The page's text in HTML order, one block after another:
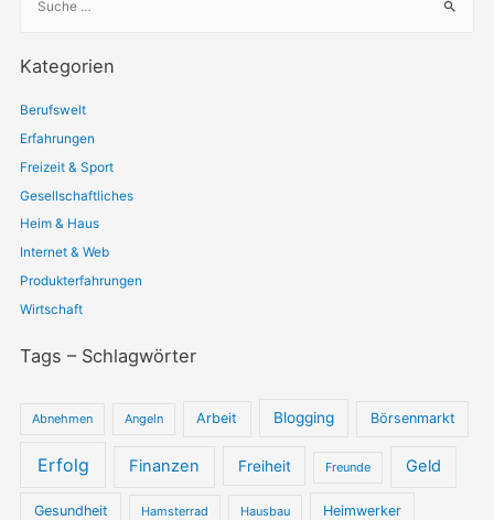
e
b
o
o
k
h
n
a
c
h
:
Kategorien
Berufswelt
Erfahrungen
Freizeit & Sport
Gesellschaftliches
Heim & Haus
Internet & Web
Produkterfahrungen
Wirtschaft
Tags – Schlagwörter
Abnehmen Angeln Arbeit Blogging Börsenmarkt
Erfolg Finanzen Freiheit Freunde Geld
Gesundheit Hamsterrad Hausbau Heimwerker